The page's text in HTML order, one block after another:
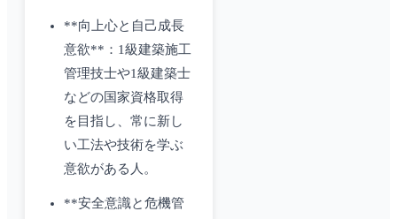
**向上心と自己成長
意欲**：1級建築施工
管理技士や1級建築士
などの国家資格取得
を目指し、常に新し
い工法や技術を学ぶ
意欲がある人。
**安全意識と危機管